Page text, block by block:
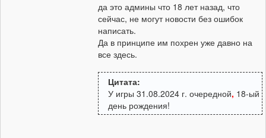
да это админы что 18 лет назад, что
сейчас, не могут новости без ошибок
написать.
Да в принципе им похрен уже давно на
все здесь.
Цитата:
У игры 31.08.2024 г. очередной, 18-ый
день рождения!